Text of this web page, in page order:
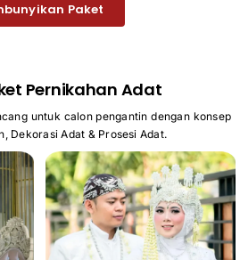
Paket
Pernikahan Adat
untuk calon pengantin dengan konsep
Dekorasi Adat & Prosesi Adat.